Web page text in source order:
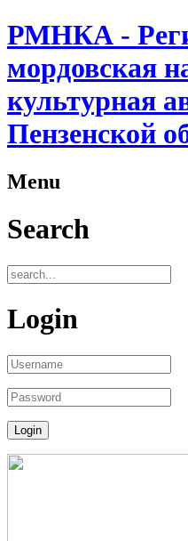
РМНКА -
мордовская
культурная
Пензенской
Menu
Search
Login